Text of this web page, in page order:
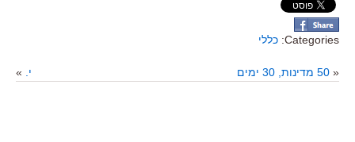
Categories: כללי
« 50 מדינות, 30 ימים י. »